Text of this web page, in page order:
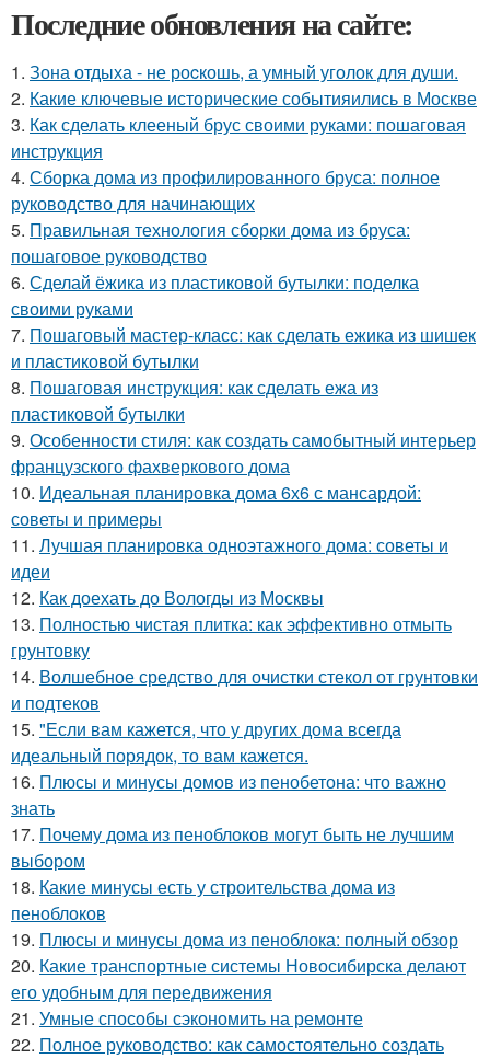
Последние обновления на сайте:
1. Зона отдыха - не роcкошь, а умный уголок для души.
2. Какие ключевые исторические событияились в Москве
3. Как сделать клееный брус своими руками: пошаговая
инструкция
4. Сборка дома из профилированного бруса: полное
руководство для начинающих
5. Правильная технология сборки дома из бруса:
пошаговое руководство
6. Сделай ёжика из пластиковой бутылки: поделка
своими руками
7. Пошаговый мастер-класс: как сделать ежика из шишек
и пластиковой бутылки
8. Пошаговая инструкция: как сделать ежа из
пластиковой бутылки
9. Особенности стиля: как создать самобытный интерьер
французского фахверкового дома
10. Идеальная планировка дома 6х6 с мансардой:
советы и примеры
11. Лучшая планировка одноэтажного дома: советы и
идеи
12. Как доехать до Вологды из Москвы
13. Полностью чистая плитка: как эффективно отмыть
грунтовку
14. Волшебное средство для очистки стекол от грунтовки
и подтеков
15. "Если вам кажется, что у других дома всегда
идеальный порядок, то вам кажется.
16. Плюсы и минусы домов из пенобетона: что важно
знать
17. Почему дома из пеноблоков могут быть не лучшим
выбором
18. Какие минусы есть у строительства дома из
пеноблоков
19. Плюсы и минусы дома из пеноблока: полный обзор
20. Какие транспортные системы Новосибирска делают
его удобным для передвижения
21. Умные способы сэкономить на ремонте
22. Полное руководство: как самостоятельно создать